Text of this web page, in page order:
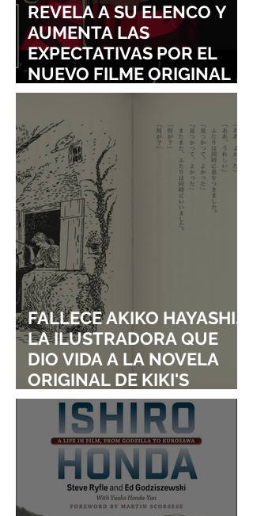
REVELA A SU ELENCO Y
AUMENTA LAS
EXPECTATIVAS POR EL
NUEVO FILME ORIGINAL
DE SHINGO NATSUME!
FALLECE AKIKO HAYASHI,
LA ILUSTRADORA QUE
DIO VIDA A LA NOVELA
ORIGINAL DE KIKI'S
DELIVERY SERVICE